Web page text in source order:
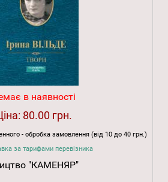
в наявності
80.00 грн.
- обробка замовлення (від 10 до 40 грн.)
за тарифами перевізника
"КАМЕНЯР"